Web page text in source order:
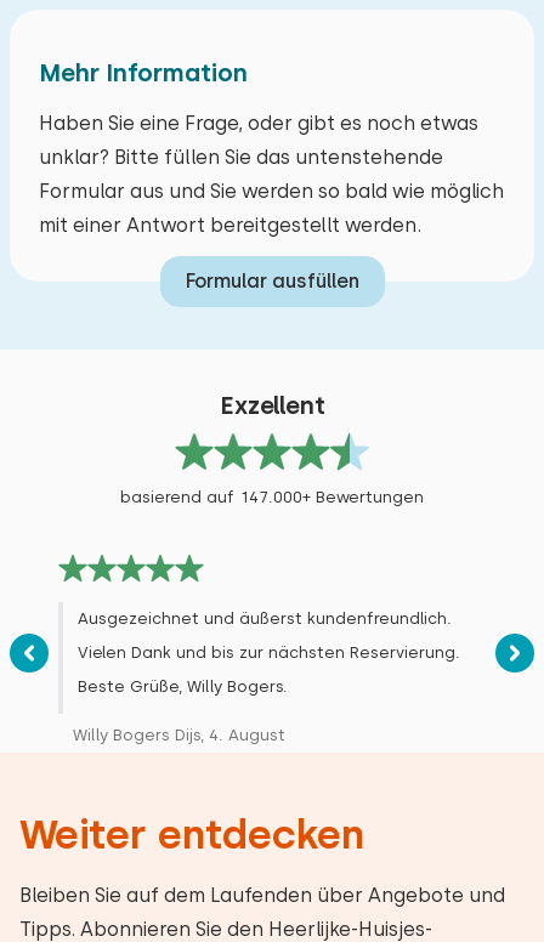
Bettdecke(n): Einzelbettdecke
Bett: Einzel
Extras:
Badezimmer en Suite
Mehr Information
Haben Sie eine Frage, oder gibt es noch etwas
unklar? Bitte füllen Sie das untenstehende
Formular aus und Sie werden so bald wie möglich
mit einer Antwort bereitgestellt werden.
Formular ausfüllen
Exzellent
basierend auf 147.000+ Bewertungen
Ausgezeichnet und äußerst kundenfreundlich.
Vielen Dank und bis zur nächsten Reservierung.
Beste Grüße, Willy Bogers.
Willy Bogers Dijs, 4. August
Weiter entdecken
Bleiben Sie auf dem Laufenden über Angebote und
Tipps. Abonnieren Sie den Heerlijke-Huisjes-